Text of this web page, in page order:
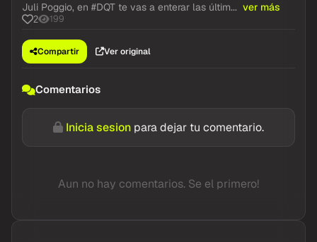
Juli Poggio, en #DQT te vas a enterar las últim... ver más
2 199
Compartir Ver original
Comentarios
Inicia sesion para dejar tu comentario.
Aun no hay comentarios. Se el primero!